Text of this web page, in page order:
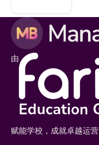
由
赋能学校，成就卓越运营